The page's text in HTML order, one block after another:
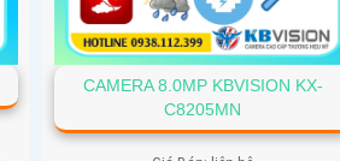
CAMERA 8.0MP KBVISION KX-
C8205MN